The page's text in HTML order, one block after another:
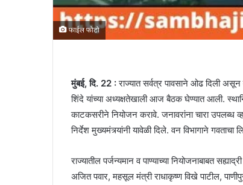
फाईल फोटो
मुंबई, दि. 22 :राज्यात सर्वत्र पावसाने ओढ दिली
शिंदे यांच्या अध्यक्षतेखाली आज बैठक घेण्यात आली.
काटकसरीने नियोजन करावे. जनावरांना चारा उपलब्ध
निर्देश मुख्यमंत्र्यांनी यावेळी दिले. वन विभागाने
राज्यातील पर्जन्यमान व पाण्याच्या नियोजनाबाबत
अजित पवार, महसूल मंत्री राधाकृष्ण विखे पाटील,